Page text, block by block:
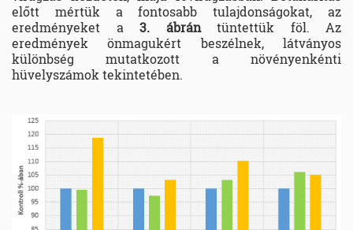
előtt mértük a fontosabb tulajdonságokat, az
eredményeket a 3. ábrántüntettük föl. Az
eredmények önmagukért beszélnek, látványos
különbség mutatkozott a növényenkénti
hüvelyszámok tekintetében.